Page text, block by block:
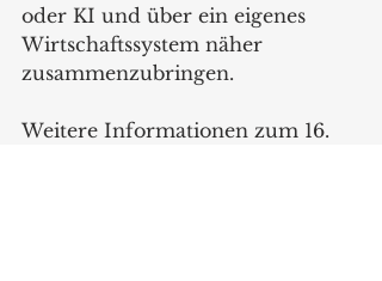
oder KI und über ein eigenes
Wirtschaftssystem näher
zusammenzubringen.
Weitere Informationen zum 16.